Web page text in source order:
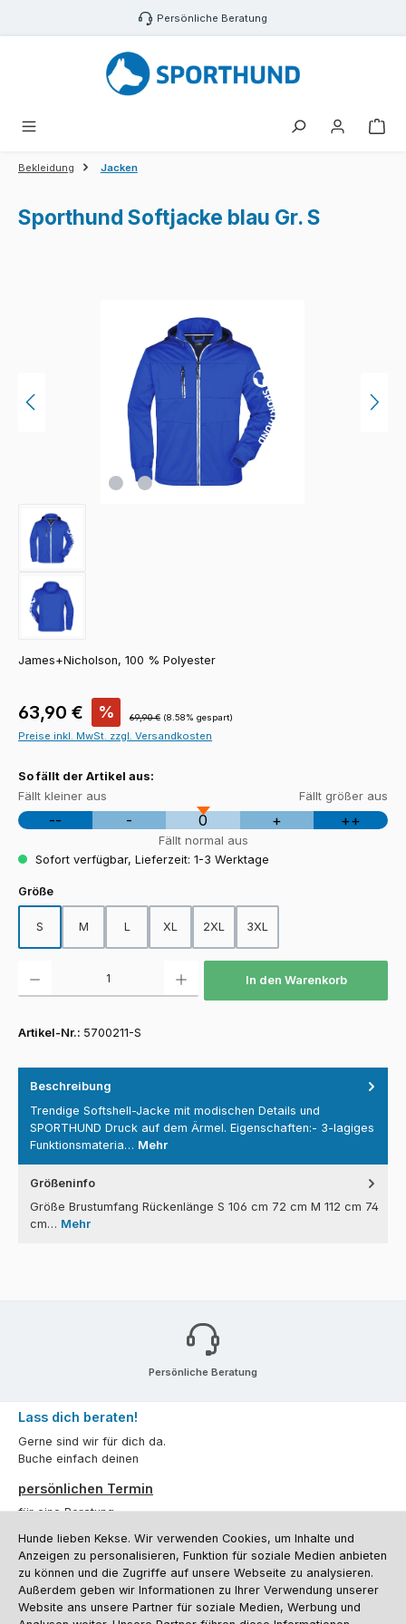
Zum Hauptinhalt springen Persönliche Beratung
Bekleidung Jacken
Sporthund Softjacke blau Gr. S
James+Nicholson, 100 % Polyester
Verkaufspreis:
63,90 € % Regulärer Preis:
69,90 € (8.58% gespart)
Preise inkl. MwSt. zzgl. Versandkosten
So fällt der Artikel aus:
Fällt kleiner aus Fällt größer aus
-- - 0 + ++
Fällt normal aus
Sofort verfügbar, Lieferzeit: 1-3 Werktage
Größeauswählen
S M L XL 2XL 3XL
In den Warenkorb
Artikel-Nr.: 5700211-S
Beschreibung
Trendige Softshell-Jacke mit modischen Details und
SPORTHUND Druck auf dem Ärmel. Eigenschaften:- 3-lagiges
Funktionsmateria… Mehr
Größeninfo
Größe Brustumfang Rückenlänge S 106 cm 72 cm M 112 cm 74
cm… Mehr
Persönliche Beratung
Lass dich beraten!
Gerne sind wir für dich da.
Buche einfach deinen
persönlichen Termin
für eine Beratung.
Oder über unserKontaktformular.
Vertrag widerrufen
Hunde lieben Kekse. Wir verwenden Cookies, um Inhalte und
Anzeigen zu personalisieren, Funktion für soziale Medien anbieten
zu können und die Zugriffe auf unsere Webseite zu analysieren.
Außerdem geben wir Informationen zu Ihrer Verwendung unserer
Website ans unsere Partner für soziale Medien, Werbung und